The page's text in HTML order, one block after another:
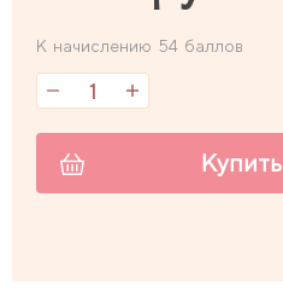
К начислению 54 баллов
Купить